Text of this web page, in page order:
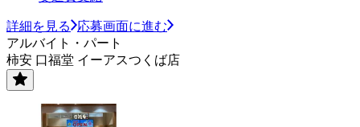
詳細を見る
応募画面に進む
アルバイト・パート
柿安 口福堂 イーアスつくば店